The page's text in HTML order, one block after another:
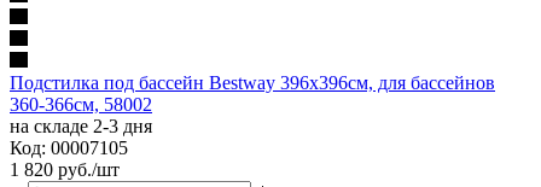
Подстилка под бассейн Bestway 396х396см, для бассейнов
360-366см, 58002
на складе 2-3 дня
Код: 00007105
1 820 руб./шт